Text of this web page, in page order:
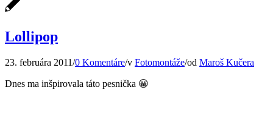
Lollipop
23. februára 2011/0 Komentáre/v Fotomontáže/od Maroš Kučera
Dnes ma inšpirovala táto pesnička 😀